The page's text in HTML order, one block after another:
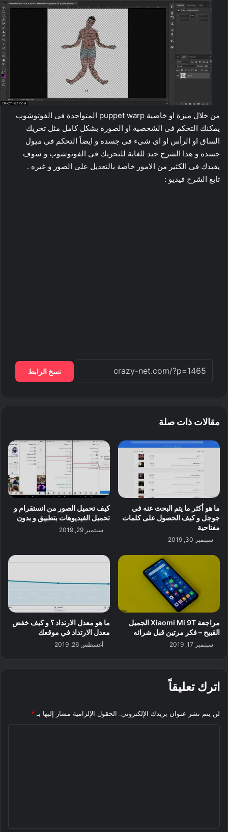
من خلال ميزة او خاصية puppet warp المتواجدة فى الفوتوشوب
يمكنك التحكم فى الشخصية او الصورة بشكل كامل مثل تحريك
الساق او الرأس او اى شىء فى جسده و ايضاً التحكم فى ميول
جسده و هذا الشرح جيد للغاية للتحريك فى الفوتوشوب و سوف
يفيدك فى الكثير من الامور خاصة بالتعديل على الصور و غيره .
تابع الشرح فيديو :
نسخ الرابط
مقالات ذات صلة
ما هو أكثر ما يتم البحث عنه في
جوجل و كيف الحصول على كلمات
مفتاحية
سبتمبر 30, 2019
كيف تحميل الصور من انستقرام و
تحميل الفيديوهات بتطبيق و بدون
سبتمبر 29, 2019
مراجعة Xiaomi Mi 9T الجميل
القبيح – فكر مرتين قبل شرائه
سبتمبر 17, 2019
ما هو معدل الارتداد ؟ و كيف خفض
معدل الارتداد في موقعك
أغسطس 26, 2019
اترك تعليقاً
لن يتم نشر عنوان بريدك الإلكتروني. الحقول الإلزامية مشار إليها بـ *